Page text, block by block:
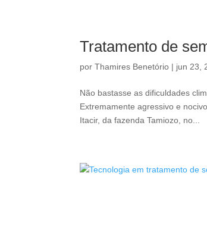
Tratamento de
porThamires Benetório | jun 23,
Não bastasse as dificuldades
Extremamente agressivo e
Itacir, da fazenda Tamiozo, no...